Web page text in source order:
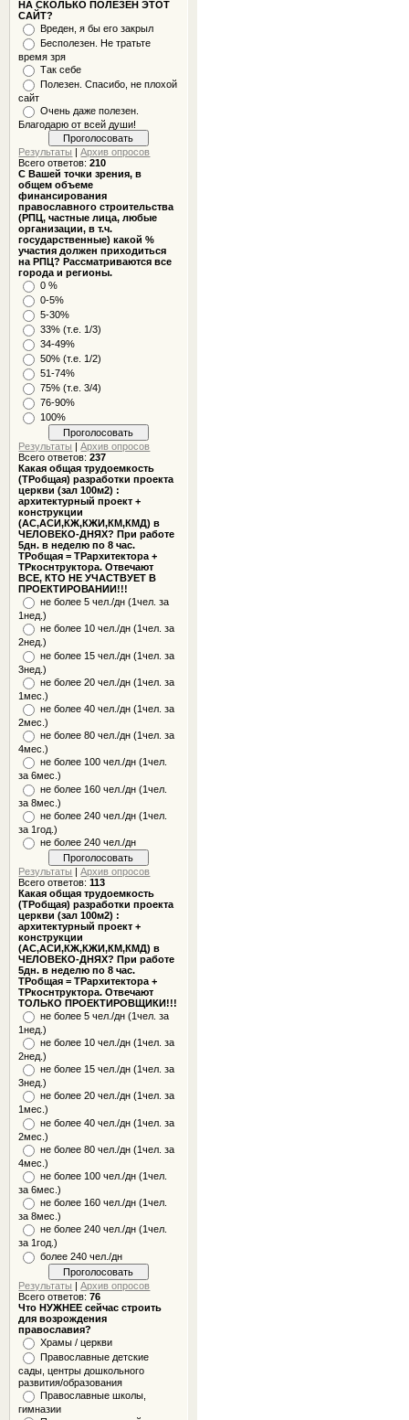
НА СКОЛЬКО ПОЛЕЗЕН ЭТОТ
САЙТ?
Вреден, я бы его закрыл
Бесполезен. Не тратьте
время зря
Так себе
Полезен. Спасибо, не плохой
сайт
Очень даже полезен.
Благодарю от всей души!
Результаты |Архив опросов
Всего ответов:210
С Вашей точки зрения, в
общем объеме
финансирования
православного строительства
(РПЦ, частные лица, любые
организации, в т.ч.
государственные) какой %
участия должен приходиться
на РПЦ? Рассматриваются все
города и регионы.
0 %
0-5%
5-30%
33% (т.е. 1/3)
34-49%
50% (т.е. 1/2)
51-74%
75% (т.е. 3/4)
76-90%
100%
Результаты |Архив опросов
Всего ответов:237
Какая общая трудоемкость
(ТРобщая) разработки проекта
церкви (зал 100м2) :
архитектурный проект +
конструкции
(АС,АСИ,КЖ,КЖИ,КМ,КМД) в
ЧЕЛОВЕКО-ДНЯХ? При работе
5дн. в неделю по 8 час.
ТРобщая = ТРархитектора +
ТРкоснтруктора. Отвечают
ВСЕ, КТО НЕ УЧАСТВУЕТ В
ПРОЕКТИРОВАНИИ!!!
не более 5 чел./дн (1чел. за
1нед.)
не более 10 чел./дн (1чел. за
2нед.)
не более 15 чел./дн (1чел. за
3нед.)
не более 20 чел./дн (1чел. за
1мес.)
не более 40 чел./дн (1чел. за
2мес.)
не более 80 чел./дн (1чел. за
4мес.)
не более 100 чел./дн (1чел.
за 6мес.)
не более 160 чел./дн (1чел.
за 8мес.)
не более 240 чел./дн (1чел.
за 1год.)
не более 240 чел./дн
Результаты |Архив опросов
Всего ответов:113
Какая общая трудоемкость
(ТРобщая) разработки проекта
церкви (зал 100м2) :
архитектурный проект +
конструкции
(АС,АСИ,КЖ,КЖИ,КМ,КМД) в
ЧЕЛОВЕКО-ДНЯХ? При работе
5дн. в неделю по 8 час.
ТРобщая = ТРархитектора +
ТРкоснтруктора. Отвечают
ТОЛЬКО ПРОЕКТИРОВЩИКИ!!!
не более 5 чел./дн (1чел. за
1нед.)
не более 10 чел./дн (1чел. за
2нед.)
не более 15 чел./дн (1чел. за
3нед.)
не более 20 чел./дн (1чел. за
1мес.)
не более 40 чел./дн (1чел. за
2мес.)
не более 80 чел./дн (1чел. за
4мес.)
не более 100 чел./дн (1чел.
за 6мес.)
не более 160 чел./дн (1чел.
за 8мес.)
не более 240 чел./дн (1чел.
за 1год.)
более 240 чел./дн
Результаты |Архив опросов
Всего ответов:76
Что НУЖНЕЕ сейчас строить
для возрождения
православия?
Храмы / церкви
Православные детские
сады, центры дошкольного
развития/образования
Православные школы,
гимназии